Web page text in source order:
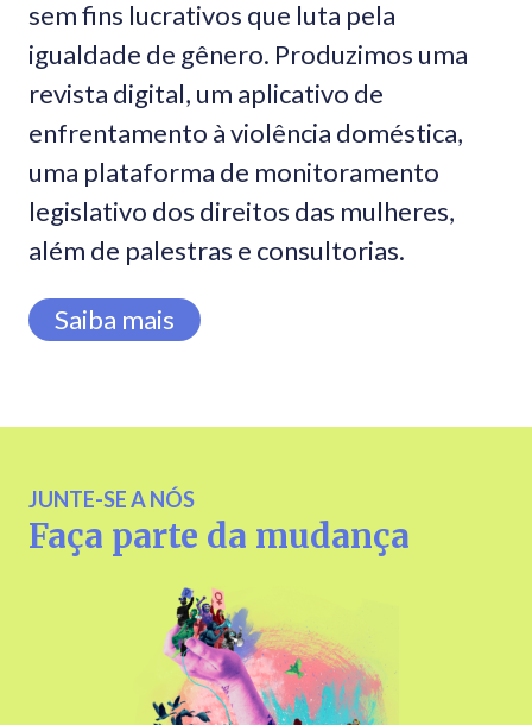
sem fins lucrativos que luta pela
igualdade de gênero. Produzimos uma
revista digital, um aplicativo de
enfrentamento à violência doméstica,
uma plataforma de monitoramento
legislativo dos direitos das mulheres,
além de palestras e consultorias.
Saiba mais
JUNTE-SE A NÓS
Faça parte da mudança